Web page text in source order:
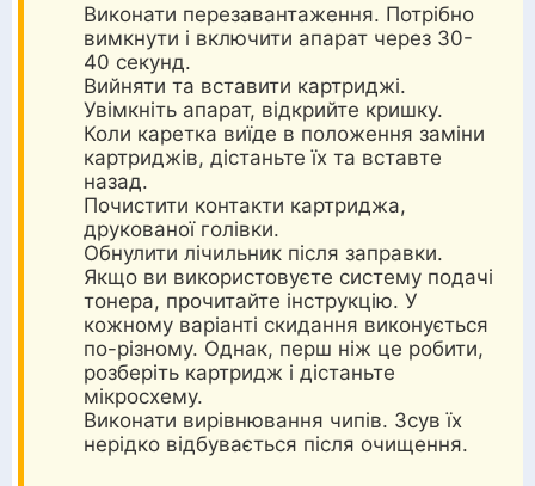
Виконати перезавантаження. Потрібно
вимкнути і включити апарат через 30-
40 секунд.
Вийняти та вставити картриджі.
Увімкніть апарат, відкрийте кришку.
Коли каретка виїде в положення заміни
картриджів, дістаньте їх та вставте
назад.
Почистити контакти картриджа,
друкованої голівки.
Обнулити лічильник після заправки.
Якщо ви використовуєте систему подачі
тонера, прочитайте інструкцію. У
кожному варіанті скидання виконується
по-різному. Однак, перш ніж це робити,
розберіть картридж і дістаньте
мікросхему.
Виконати вирівнювання чипів. Зсув їх
нерідко відбувається після очищення.